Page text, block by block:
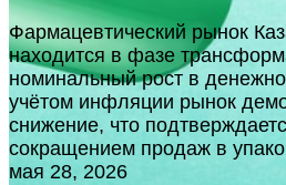
Фармацевтический рынок
находится в фазе
номинальный рост в
учётом инфляции рынок
снижение, что
сокращением продаж в
мая 28, 2026